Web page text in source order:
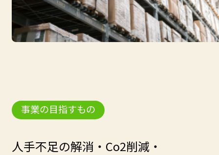
事業の目指すもの
人手不足の解消・Co2削減・